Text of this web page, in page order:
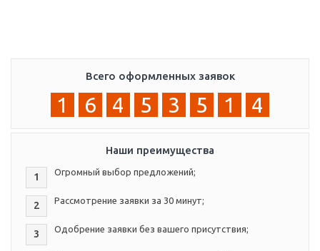
Всего оформленных заявок
1 6 4 5 3 5 1 4
Наши преимущества
1 Огромный выбор предложений;
2 Рассмотрение заявки за 30 минут;
3 Одобрение заявки без вашего присутствия;